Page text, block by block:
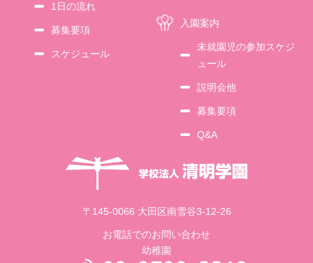
1日の流れ
募集要項
スケジュール
入園案内
未就園児の参加スケジ
ュール
説明会他
募集要項
Q&A
〒145-0066 大田区南雪谷3-12-26
お電話でのお問い合わせ
幼稚園